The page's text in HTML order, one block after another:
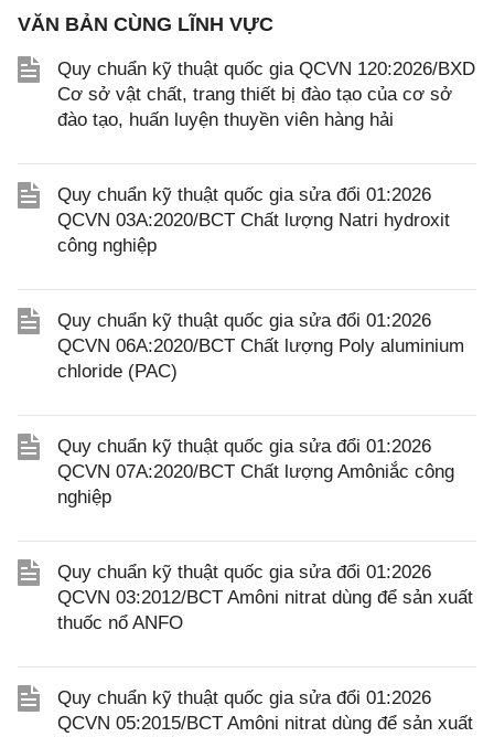
VĂN BẢN CÙNG LĨNH VỰC
Quy chuẩn kỹ thuật quốc gia QCVN 120:2026/BXD
Cơ sở vật chất, trang thiết bị đào tạo của cơ sở
đào tạo, huấn luyện thuyền viên hàng hải
Quy chuẩn kỹ thuật quốc gia sửa đổi 01:2026
QCVN 03A:2020/BCT Chất lượng Natri hydroxit
công nghiệp
Quy chuẩn kỹ thuật quốc gia sửa đổi 01:2026
QCVN 06A:2020/BCT Chất lượng Poly aluminium
chloride (PAC)
Quy chuẩn kỹ thuật quốc gia sửa đổi 01:2026
QCVN 07A:2020/BCT Chất lượng Amôniắc công
nghiệp
Quy chuẩn kỹ thuật quốc gia sửa đổi 01:2026
QCVN 03:2012/BCT Amôni nitrat dùng để sản xuất
thuốc nổ ANFO
Quy chuẩn kỹ thuật quốc gia sửa đổi 01:2026
QCVN 05:2015/BCT Amôni nitrat dùng để sản xuất